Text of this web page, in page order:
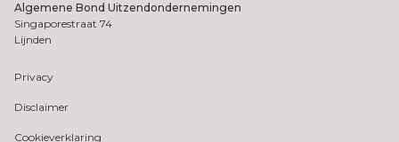
Algemene Bond Uitzendondernemingen
Singaporestraat 74
Lijnden
Privacy
Disclaimer
Cookieverklaring